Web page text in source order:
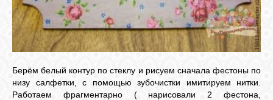
Берём белый контур по стеклу и рисуем сначала фестоны по
низу салфетки, с помощью зубочистки имитируем нитки.
Работаем фрагментарно ( нарисовали 2 фестона,